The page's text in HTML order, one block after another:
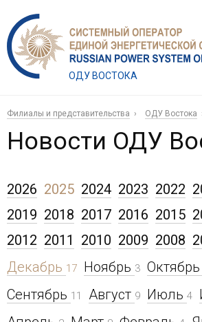
ОДУ ВОСТОКА
Филиалы и представительства ОДУ Востока
Новости ОДУ
2026 2025
Декабрь 17 Ноябрь 3 Октябрь
Сентябрь 11 Август 9 Июль 4
2024 2023 2022
2019 2018 2017 2016 2015
2012 2011 2010 2009 2008